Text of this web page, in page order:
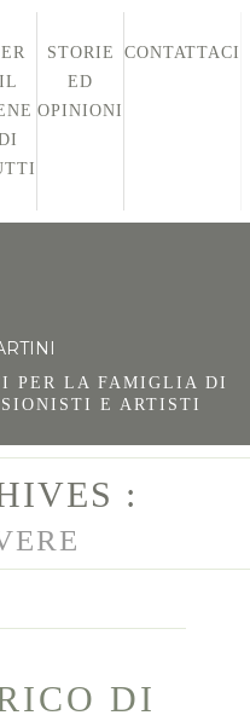
IL
STORIE
ED
OPINIONI
CONTATTACI
PER LA FAMIGLIA DI
E ARTISTI
:
DI